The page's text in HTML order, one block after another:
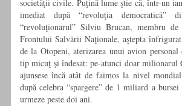
societăţii civile. Puţină lume ştie că, într-un
imediat după “revoluţia democratică”
“revoluţionarul” Silviu Brucan, membru
Frontului Salvării Naţionale, aştepta
de la Otopeni, aterizarea unui avion
tip micuţ şi îndesat: pe-atunci doar milionarul
ajunsese încă atât de faimos la nivel
după celebra “spargere” de 1 miliard a bursei
urmeze peste doi ani.